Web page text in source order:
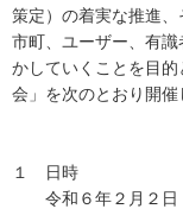
策定）の着実な推進、
市町、ユーザー、有
かしていくことを目
会」を次のとおり開催
１ 日時
令和６年２月２日